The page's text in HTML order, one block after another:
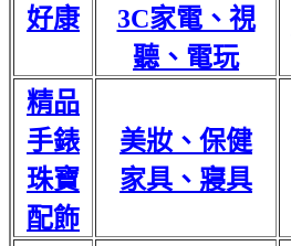
好康
3C家電、視
聽、電玩
精品
手錶
珠寶
配飾
美妝、保健
家具、寢具